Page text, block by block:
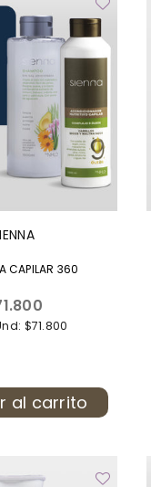
CAPILAR 360
$71.800
al carrito